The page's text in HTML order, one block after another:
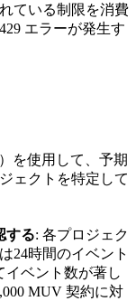
ている制限を消費
エラーが発生す
）を使用して、予期
ェクトを特定して
する: 各プロジェク
24時間のイベント
イベント数が著し
MUV 契約に対